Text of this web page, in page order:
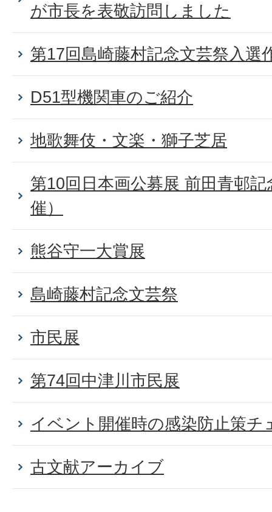
が市長を表敬訪問しました
第17回島崎藤村記念文芸祭入選
D51型機関車のご紹介
地歌舞伎・文楽・獅子芝居
第10回日本画公募展 前田青邨
催）
熊谷守一大賞展
島崎藤村記念文芸祭
市民展
第74回中津川市民展
イベント開催時の感染防止策チ
古文献アーカイブ